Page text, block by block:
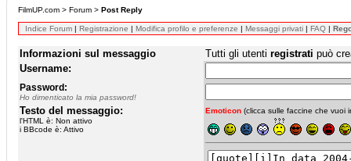
FilmUP.com > Forum > Post Reply
Indice Forum | Registrazione | Modifica profilo e preferenze | Messaggi privati | FAQ |
Informazioni sul messaggio Tutti gli utenti registrati può
Username:
Password:
Ho dimenticato la mia password!
Testo del messaggio:
l'HTML è: Non attivo
i BBcode è: Attivo
Emoticon (clicca sulle faccine che vuoi